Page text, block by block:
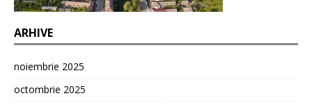
ARHIVE
noiembrie 2025
octombrie 2025